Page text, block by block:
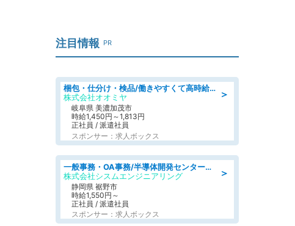
注目情報 PR
＞
梱包・仕分け・検品/働きやすくて高時給の仕分け作業長期休暇充実/残業なし
株式会社オオミヤ
岐阜県 美濃加茂市
時給1,450円～1,813円
正社員 / 派遣社員
スポンサー：求人ボックス
＞
一般事務・OA事務/半導体開発センター内で事務&軽作業スタッフ、募集
株式会社シスムエンジニアリング
静岡県 裾野市
時給1,550円～
正社員 / 派遣社員
スポンサー：求人ボックス